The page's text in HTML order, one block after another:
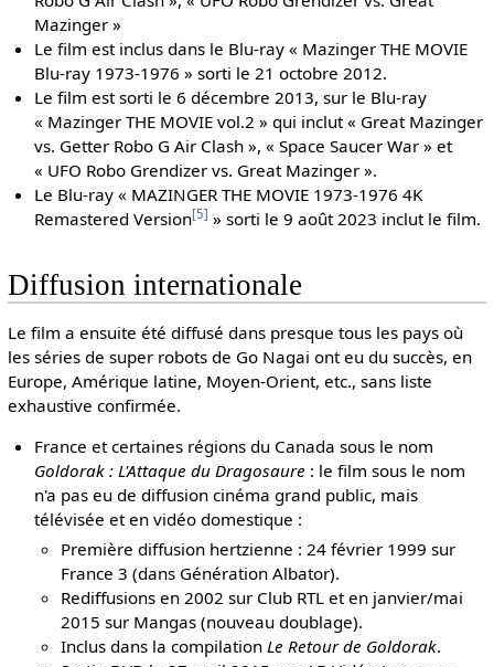
Mazinger »
Le film est inclus dans le Blu-ray « Mazinger THE MOVIE
Blu-ray 1973-1976 » sorti le 21 octobre 2012.
Le film est sorti le 6 décembre 2013, sur le Blu-ray
« Mazinger THE MOVIE vol.2 » qui inclut « Great Mazinger
vs. Getter Robo G Air Clash », « Space Saucer War » et
« UFO Robo Grendizer vs. Great Mazinger ».
Le Blu-ray « MAZINGER THE MOVIE 1973-1976 4K
Remastered Version[5] » sorti le 9 août 2023 inclut le film.
Diffusion internationale
Le film a ensuite été diffusé dans presque tous les pays où
les séries de super robots de Go Nagai ont eu du succès, en
Europe, Amérique latine, Moyen-Orient, etc., sans liste
exhaustive confirmée.
France et certaines régions du Canada sous le nom
Goldorak : L'Attaque du Dragosaure : le film sous le nom
n'a pas eu de diffusion cinéma grand public, mais
télévisée et en vidéo domestique :
Première diffusion hertzienne : 24 février 1999 sur
France 3 (dans Génération Albator).
Rediffusions en 2002 sur Club RTL et en janvier/mai
2015 sur Mangas (nouveau doublage).
Inclus dans la compilationLe Retour de Goldorak.